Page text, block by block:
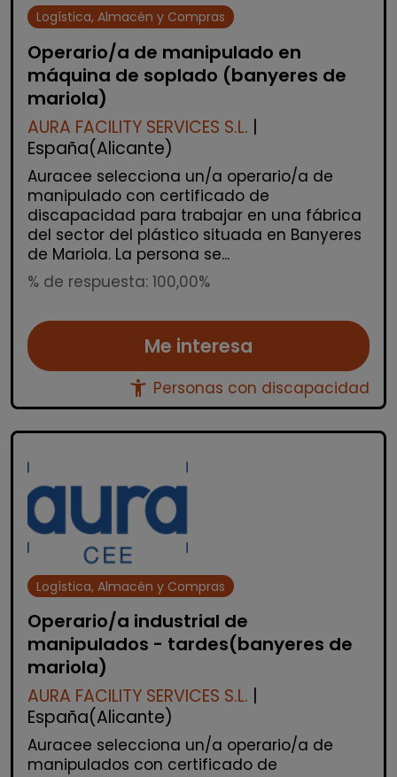
Logística, Almacén y Compras
Operario/a de manipulado en
máquina de soplado (banyeres de
mariola)
AURA FACILITY SERVICES S.L. |
España(Alicante)
Auracee selecciona un/a operario/a de
manipulado con certificado de
discapacidad para trabajar en una fábrica
del sector del plástico situada en Banyeres
de Mariola. La persona se...
% de respuesta: 100,00%
Me interesa
accessibility_new Personas con discapacidad
Logística, Almacén y Compras
Operario/a industrial de
manipulados - tardes(banyeres de
mariola)
AURA FACILITY SERVICES S.L.
España(Alicante)
Auracee selecciona un/a operario/a de
manipulados con certificado de